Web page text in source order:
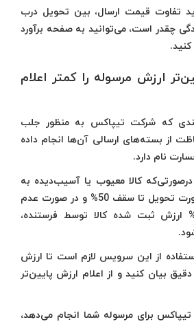
تفاوت قیمت ارسال، بین تحویل درب
چقدر است، می‌توانید به صفحه برآورد
ارزش مرسوله را کمتر اعلام
که شرکت تیپاکس به منظور جلب
از بسته‌های ارسالی آن‌ها انجام داده
نام دارد.
کالا معیوب یا آسیب‌دیده به
دست شما برسد، در صورت تحویل تا سقف 50% و در صورت عدم
تا سقف 100% ارزش ثبت شده کالا توسط فرستنده،
از این سرویس لازم است تا ارزش
بیان کنید و از اعلام ارزش پایین‌تر
تیپاکس برای مرسوله شما انجام می‌دهد،